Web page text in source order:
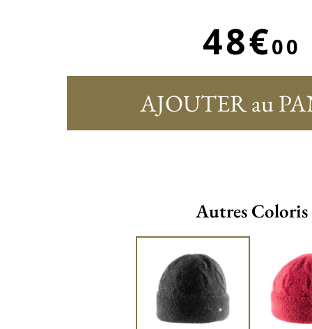
48€00
AJOUTER au
Autres Coloris